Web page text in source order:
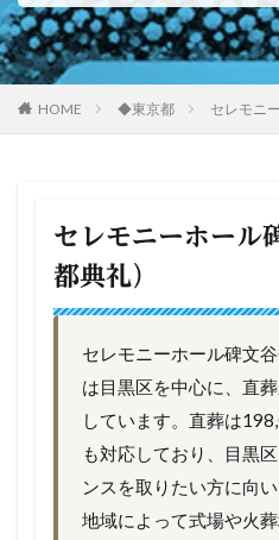
HOME ◆東京都 セレモニ
セレモニーホー
都典礼）
セレモニーホール碑文
は目黒区を中心に、直
しています。直葬は
も対応しており、目黒
ンスを取りたい方に向
地域によって式場や火